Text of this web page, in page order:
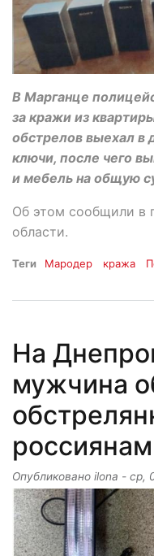
В Марганце
за кражи из
обстрелов выехал в
ключи, после чего
и мебель на общую
Об этом сообщили в
области.
Теги Мародер кража
На
мужчина
Опубликовано ilona - ср,